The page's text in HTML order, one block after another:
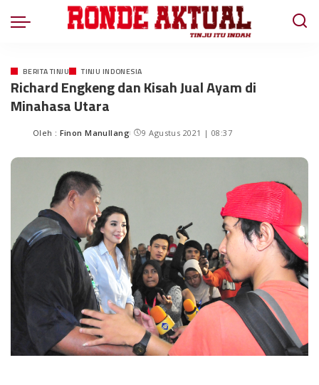
BERITA TINJU TINJU INDONESIA
Richard Engkeng dan Kisah Jual Ayam di
Minahasa Utara
Oleh : Finon Manullang 9 Agustus 2021 | 08:37